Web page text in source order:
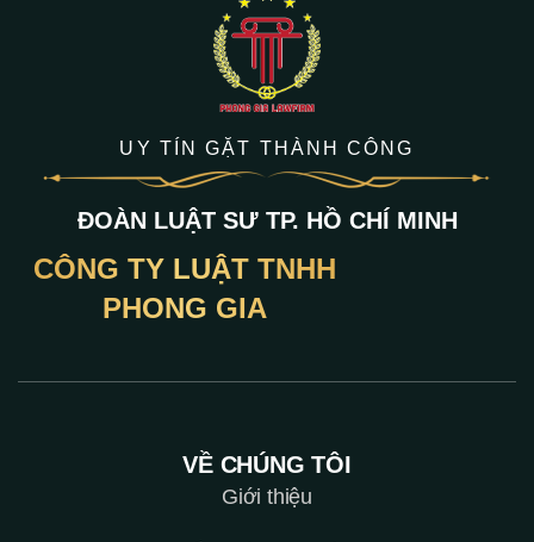
UY TÍN GẶT THÀNH CÔNG
ĐOÀN LUẬT SƯ TP. HỒ CHÍ MINH
CÔNG TY LUẬT TNHH
PHONG GIA
VỀ CHÚNG TÔI
Giới thiệu